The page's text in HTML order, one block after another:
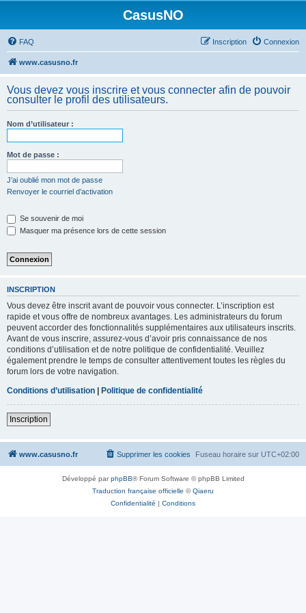
CasusNO
FAQ Connexion
Inscription
www.casusno.fr
Vous devez vous inscrire et vous connecter afin de pouvoir
consulter le profil des utilisateurs.
Nom d’utilisateur :
Mot de passe :
J’ai oublié mon mot de passe
Renvoyer le courriel d’activation
Se souvenir de moi
Masquer ma présence lors de cette session
INSCRIPTION
Vous devez être inscrit avant de pouvoir vous connecter. L’inscription est
rapide et vous offre de nombreux avantages. Les administrateurs du forum
peuvent accorder des fonctionnalités supplémentaires aux utilisateurs inscrits.
Avant de vous inscrire, assurez-vous d’avoir pris connaissance de nos
conditions d’utilisation et de notre politique de confidentialité. Veuillez
également prendre le temps de consulter attentivement toutes les règles du
forum lors de votre navigation.
Conditions d’utilisation | Politique de confidentialité
Inscription
www.casusno.fr Fuseau horaire sur UTC+02:00
Supprimer les cookies
Développé parphpBB® Forum Software © phpBB Limited
Traduction française officielle ©Qiaeru
Confidentialité | Conditions